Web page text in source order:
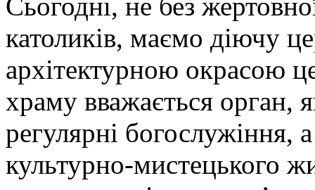
католиків, маємо діючу
архітектурною окрасою
храму вважається орган,
регулярні богослужіння,
культурно-мистецького